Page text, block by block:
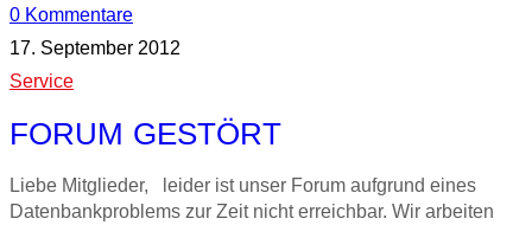
0 Kommentare
17. September 2012
Service
FORUM GESTÖRT
Liebe Mitglieder, leider ist unser Forum aufgrund eines
Datenbankproblems zur Zeit nicht erreichbar. Wir arbeiten